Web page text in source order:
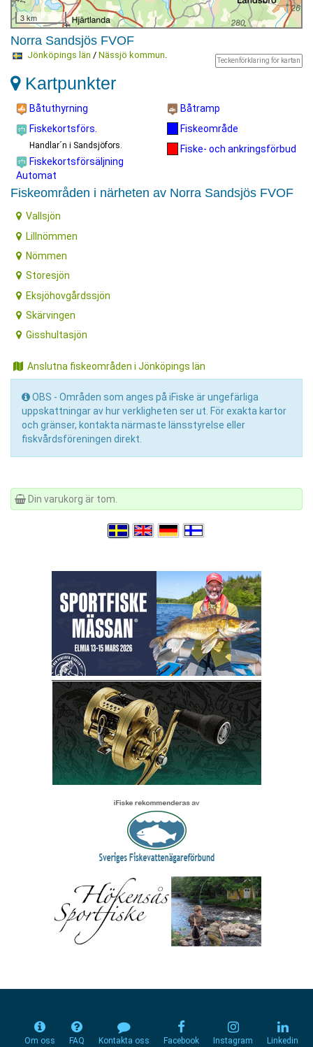
3 km
Norra Sandsjös FVOF
Teckenförklaring för kartan
Jönköpings län / Nässjö kommun.
Kartpunkter
Båtuthyrning
Fiskekortsförs.
Handlar´n i Sandsjöfors.
Fiskekortsförsäljning
Automat
Båtramp
Fiskeområde
Fiske- och ankringsförbud
Fiskeområden i närheten av Norra Sandsjös FVOF
Vallsjön
Lillnömmen
Nömmen
Storesjön
Eksjöhovgårdssjön
Skärvingen
Gisshultasjön
Anslutna fiskeområden i Jönköpings län
OBS - Områden som anges på iFiske är ungefärliga
uppskattningar av hur verkligheten ser ut. För exakta kartor
och gränser, kontakta närmaste länsstyrelse eller
fiskvårdsföreningen direkt.
Din varukorg är tom.
Om oss FAQ Kontakta oss Facebook Instagram Linkedin